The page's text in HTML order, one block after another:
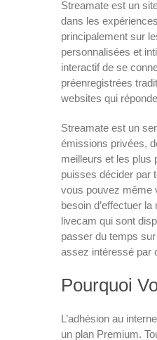
Streamate est un
dans les
principalement sur
personnalisées et
interactif de se
préenregistrées
websites qui
Streamate est un
émissions privées,
meilleurs et les plus
puisses décider par
vous pouvez même
besoin d’effectuer
livecam qui sont
passer du temps
assez intéressé par
Pourquoi
L’adhésion au
un plan Premium.